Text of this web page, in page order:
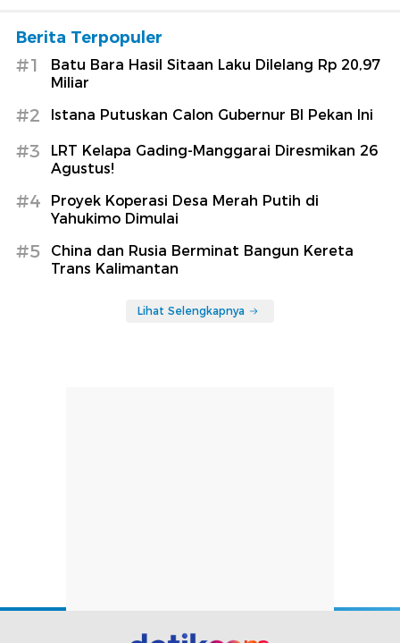
Berita Terpopuler
#1
Batu Bara Hasil Sitaan Laku Dilelang Rp 20,97
Miliar
#2 Istana Putuskan Calon Gubernur BI Pekan Ini
#3
LRT Kelapa Gading-Manggarai Diresmikan 26
Agustus!
#4
Proyek Koperasi Desa Merah Putih di
Yahukimo Dimulai
#5
China dan Rusia Berminat Bangun Kereta
Trans Kalimantan
Lihat Selengkapnya